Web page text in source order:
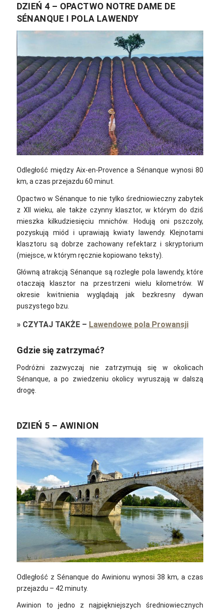
DZIEŃ 4 – OPACTWO NOTRE DAME DE
SÉNANQUE I POLA LAWENDY
Odległość między Aix-en-Provence a Sénanque wynosi 80
km, a czas przejazdu 60 minut.
Opactwo w Sénanque to nie tylko średniowieczny zabytek
z XII wieku, ale także czynny klasztor, w którym do dziś
mieszka kilkudziesięciu mnichów. Hodują oni pszczoły,
pozyskują miód i uprawiają kwiaty lawendy. Klejnotami
klasztoru są dobrze zachowany refektarz i skryptorium
(miejsce, w którym ręcznie kopiowano teksty).
Główną atrakcją Sénanque są rozległe pola lawendy, które
otaczają klasztor na przestrzeni wielu kilometrów. W
okresie kwitnienia wyglądają jak bezkresny dywan
puszystego bzu.
» CZYTAJ TAKŻE– Lawendowe pola Prowansji
Gdzie się zatrzymać?
Podróżni zazwyczaj nie zatrzymują się w okolicach
Sénanque, a po zwiedzeniu okolicy wyruszają w dalszą
drogę.
DZIEŃ 5 – AWINION
Odległość z Sénanque do Awinionu wynosi 38 km, a czas
przejazdu – 42 minuty.
Awinion to jedno z najpiękniejszych średniowiecznych